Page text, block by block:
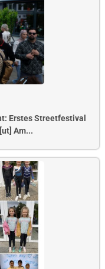
Erstes Streetfestival
Am...